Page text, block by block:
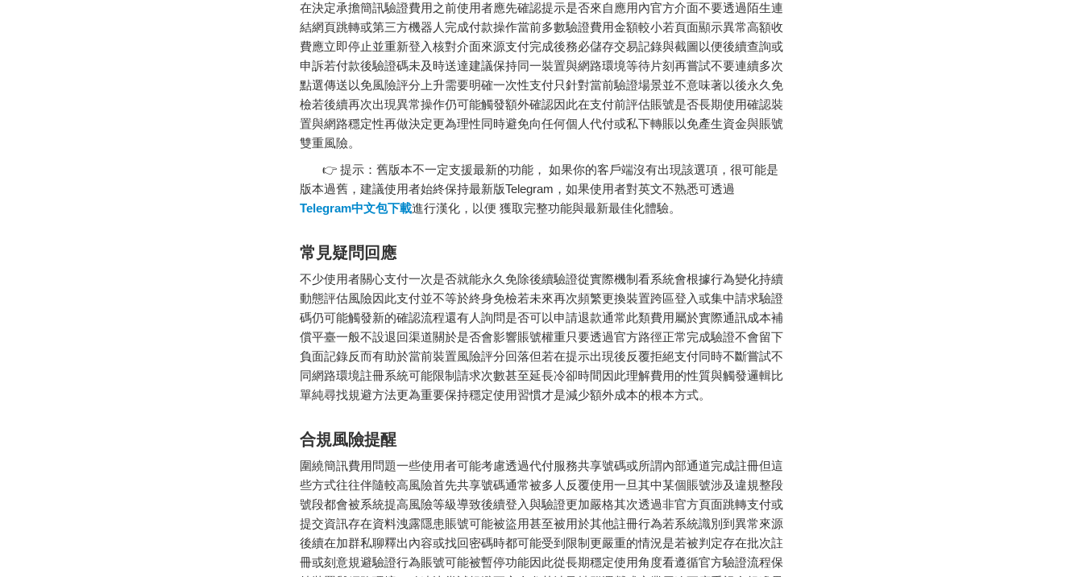
在決定承擔簡訊驗證費用之前使用者應先確認提示是否來自應用內官方介面不要透過陌生連
結網頁跳轉或第三方機器人完成付款操作當前多數驗證費用金額較小若頁面顯示異常高額收
費應立即停止並重新登入核對介面來源支付完成後務必儲存交易記錄與截圖以便後續查詢或
申訴若付款後驗證碼未及時送達建議保持同一裝置與網路環境等待片刻再嘗試不要連續多次
點選傳送以免風險評分上升需要明確一次性支付只針對當前驗證場景並不意味著以後永久免
檢若後續再次出現異常操作仍可能觸發額外確認因此在支付前評估賬號是否長期使用確認裝
置與網路穩定性再做決定更為理性同時避免向任何個人代付或私下轉賬以免產生資金與賬號
雙重風險。
👉 提示：舊版本不一定支援最新的功能， 如果你的客戶端沒有出現該選項，很可能是
版本過舊，建議使用者始終保持最新版Telegram，如果使用者對英文不熟悉可透過
Telegram中文包下載進行漢化，以便 獲取完整功能與最新最佳化體驗。
常見疑問回應
不少使用者關心支付一次是否就能永久免除後續驗證從實際機制看系統會根據行為變化持續
動態評估風險因此支付並不等於終身免檢若未來再次頻繁更換裝置跨區登入或集中請求驗證
碼仍可能觸發新的確認流程還有人詢問是否可以申請退款通常此類費用屬於實際通訊成本補
償平臺一般不設退回渠道關於是否會影響賬號權重只要透過官方路徑正常完成驗證不會留下
負面記錄反而有助於當前裝置風險評分回落但若在提示出現後反覆拒絕支付同時不斷嘗試不
同網路環境註冊系統可能限制請求次數甚至延長冷卻時間因此理解費用的性質與觸發邏輯比
單純尋找規避方法更為重要保持穩定使用習慣才是減少額外成本的根本方式。
合規風險提醒
圍繞簡訊費用問題一些使用者可能考慮透過代付服務共享號碼或所謂內部通道完成註冊但這
些方式往往伴隨較高風險首先共享號碼通常被多人反覆使用一旦其中某個賬號涉及違規整段
號段都會被系統提高風險等級導致後續登入與驗證更加嚴格其次透過非官方頁面跳轉支付或
提交資訊存在資料洩露隱患賬號可能被盜用甚至被用於其他註冊行為若系統識別到異常來源
後續在加群私聊釋出內容或找回密碼時都可能受到限制更嚴重的情況是若被判定存在批次註
冊或刻意規避驗證行為賬號可能被暫停功能因此從長期穩定使用角度看遵循官方驗證流程保